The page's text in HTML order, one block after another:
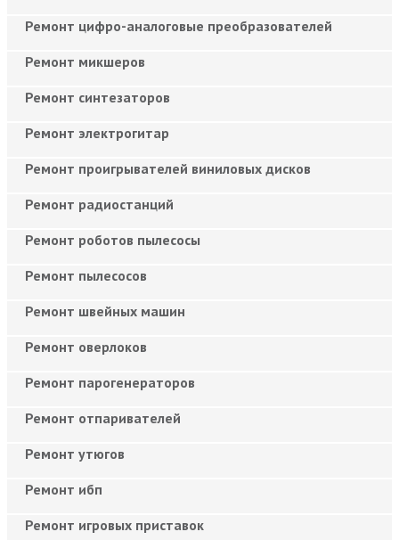
Ремонт цифро-аналоговые преобразователей
Ремонт микшеров
Ремонт синтезаторов
Ремонт электрогитар
Ремонт проигрывателей виниловых дисков
Ремонт радиостанций
Ремонт роботов пылесосы
Ремонт пылесосов
Ремонт швейных машин
Ремонт оверлоков
Ремонт парогенераторов
Ремонт отпаривателей
Ремонт утюгов
Ремонт ибп
Ремонт игровых приставок